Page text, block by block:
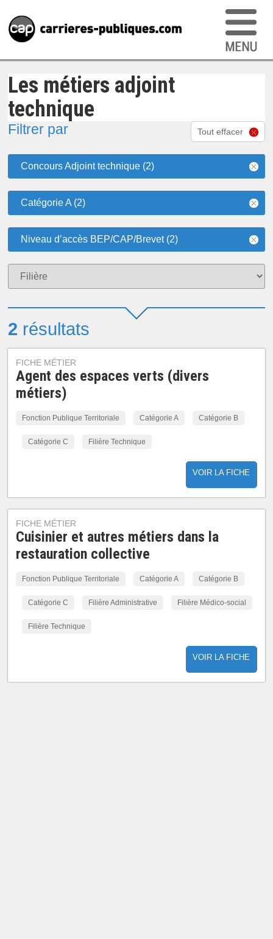
Les métiers adjoint
technique
Filtrer par Tout effacer
Concours Adjoint technique (2)
Catégorie A (2)
Niveau d’accès BEP/CAP/Brevet (2)
2 résultats
FICHE MÉTIER
Agent des espaces verts (divers
métiers)
Fonction Publique Territoriale Catégorie A Catégorie B
Catégorie C Filière Technique
VOIR LA FICHE
FICHE MÉTIER
Cuisinier et autres métiers dans la
restauration collective
Fonction Publique Territoriale Catégorie A Catégorie B
Catégorie C Filière Administrative Filière Médico-social
Filière Technique
VOIR LA FICHE